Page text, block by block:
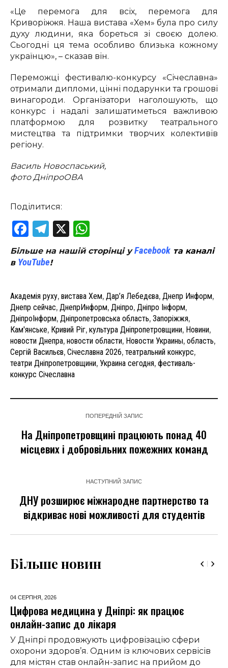
«Це перемога для всіх, перемога для
Криворіжжя. Наша вистава «Хем» була про силу
духу людини, яка бореться зі своєю долею.
Сьогодні ця тема особливо близька кожному
українцю», – сказав він.
Переможці фестивалю-конкурсу «Січеславна»
отримали дипломи, цінні подарунки та грошові
винагороди. Організатори наголошують, що
конкурс і надалі залишатиметься важливою
платформою для розвитку театрального
мистецтва та підтримки творчих колективів
регіону.
Василь Новоспаський,
фото ДніпроОВА
Поділитися:
Facebook
Telegram
X
Більше на нашій сторінці уFacebook та каналі
в YouTube!
Академія руху, вистава Хем, Дар’я Лебедєва, Днепр Информ,
Днепр сейчас, ДнепрИнформ, Дніпро, Дніпро Інформ,
ДніпроІнформ, Дніпропетровська область, Запоріжжя,
Кам'янське, Кривий Ріг, культура Дніпропетровщини, Новини,
новости Днепра, новости области, Новости Украины, область,
Сергій Васильєв, Січеславна 2026, театральний конкурс,
театри Дніпропетровщини, Украина сегодня, фестиваль-
конкурс Січеславна
ПОПЕРЕДНІЙ ЗАПИС
На Дніпропетровщині працюють понад 40
місцевих і добровільних пожежних команд
НАСТУПНИЙ ЗАПИС
ДНУ розширює міжнародне партнерство та
відкриває нові можливості для студентів
Більше новин
04 СЕРПНЯ, 2026
Цифрова медицина у Дніпрі: як працює
онлайн-запис до лікаря
У Дніпрі продовжують цифровізацію сфери
охорони здоров’я. Одним із ключових сервісів
для містян став онлайн-запис на прийом до